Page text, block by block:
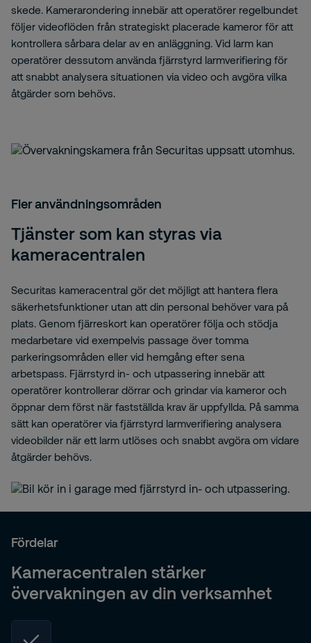
skede. Kamerarondering innebär att operatörer regelbundet
följer videoflöden från strategiskt placerade kameror för att
kontrollera sårbara delar av en anläggning. Vid larm kan
operatörer dessutom använda fjärrstyrd larmverifiering för
att snabbt analysera situationen via video och avgöra vilka
åtgärder som behövs.
Fler användningsområden
Tjänster som kan styras via
kameracentralen
Securitas kameracentral gör det möjligt att hantera flera
säkerhetsfunktioner utan att din personal behöver vara på
plats. Genom fjärreskort kan operatörer följa och stödja
medarbetare vid exempelvis passage över tomma
parkeringsområden eller vid hemgång efter sena
arbetspass. Fjärrstyrd in‑ och utpassering innebär att
operatörer kontrollerar dörrar och grindar via kameror och
öppnar dem först när fastställda krav är uppfyllda. På samma
sätt kan operatörer via fjärrstyrd larmverifiering analysera
videobilder när ett larm utlöses och snabbt avgöra om vidare
åtgärder behövs.
Fördelar
Kameracentralen stärker
övervakningen av din verksamhet